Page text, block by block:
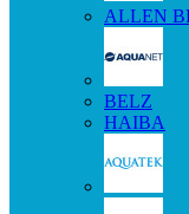
ALLEN
BELZ
HAIBA